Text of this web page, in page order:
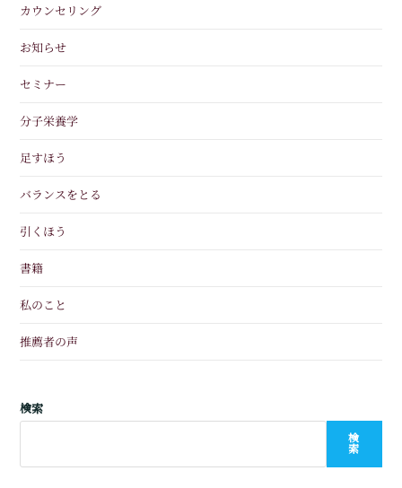
カウンセリング
お知らせ
セミナー
分子栄養学
足すほう
バランスをとる
引くほう
書籍
私のこと
推薦者の声
検索
検
索